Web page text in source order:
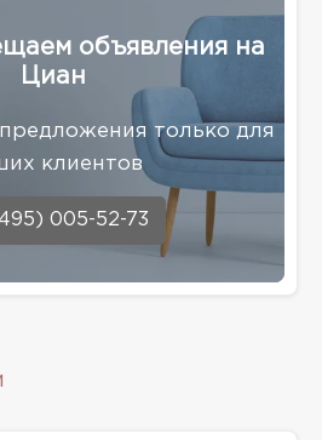
объявления на
Циан
только для
клиентов
005-52-73